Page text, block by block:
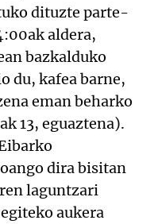
dituzte parte-
aldera,
bazkalduko
du, kafea barne,
eman beharko
13, eguaztena).
dira bisitan
laguntzari
aukera